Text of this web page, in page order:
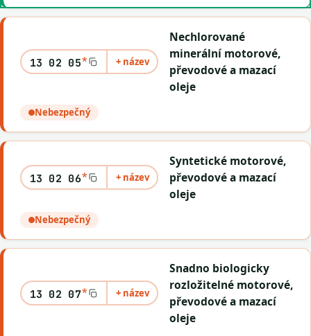
13 02 05* + název
Nechlorované
minerální motorové,
převodové a mazací
oleje
Nebezpečný
13 02 06* + název
Syntetické motorové,
převodové a mazací
oleje
Nebezpečný
13 02 07* + název
Snadno biologicky
rozložitelné motorové,
převodové a mazací
oleje